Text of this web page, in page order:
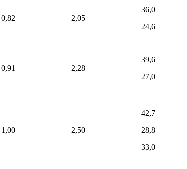
0,82 2,05
36,0
24,6
0,91 2,28
39,6
27,0
1,00 2,50
42,7
28,8
33,0